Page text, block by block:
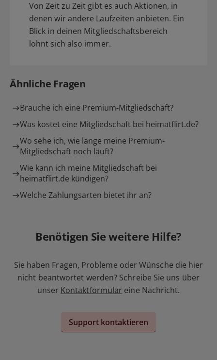
Von Zeit zu Zeit gibt es auch Aktionen, in
denen wir andere Laufzeiten anbieten. Ein
Blick in deinen Mitgliedschaftsbereich
lohnt sich also immer.
Ähnliche Fragen
Brauche ich eine Premium-Mitgliedschaft?
Was kostet eine Mitgliedschaft bei heimatflirt.de?
Wo sehe ich, wie lange meine Premium-
Mitgliedschaft noch läuft?
Wie kann ich meine Mitgliedschaft bei
heimatflirt.de kündigen?
Welche Zahlungsarten bietet ihr an?
Benötigen Sie weitere Hilfe?
Sie haben Fragen, Probleme oder Wünsche die hier
nicht beantwortet werden? Schreibe Sie uns über
unser Kontaktformular eine Nachricht.
Support kontaktieren